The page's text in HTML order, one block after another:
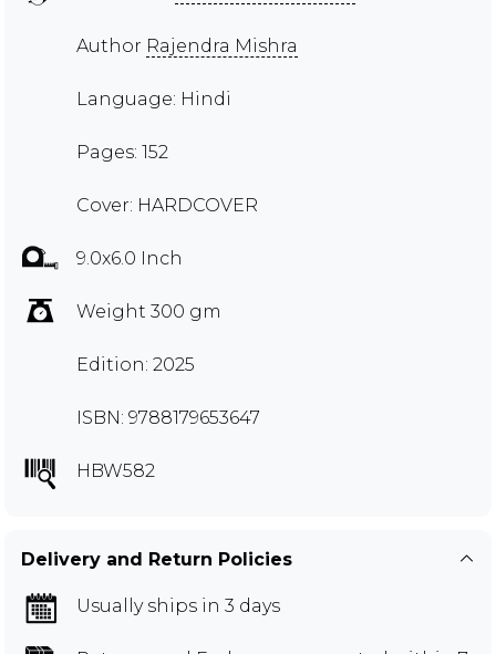
Author Rajendra Mishra
Language: Hindi
Pages: 152
Cover: HARDCOVER
9.0x6.0 Inch
Weight 300 gm
Edition: 2025
ISBN: 9788179653647
HBW582
Delivery and Return Policies
Usually ships in 3 days